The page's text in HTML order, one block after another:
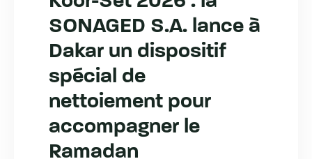
SONAGED S.A. lance à
Dakar un dispositif
spécial de
nettoiement pour
accompagner le
Ramadan